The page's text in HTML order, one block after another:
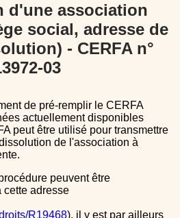
d'une association
social, adresse de
- CERFA n°
03
actuellement disponibles
peut être utilisé pour transmettre
de l'association à
cette adresse
R19468), il y est par ailleurs